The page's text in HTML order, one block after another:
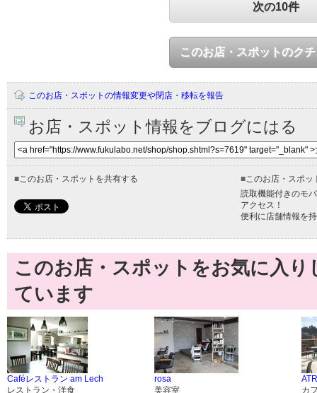
次の10件
このお店・スポットのク
このお店・スポットの情報変更や閉店・移転を報告
お店・スポット情報をブログにはる
■このお店・スポットを共有する ■このお店・スポッ
読取機能付きのモ
アクセス！
便利に店舗情報を
このお店・スポットをお気に入
ています
Caféレストラン am Lech
レストラン・洋食
rosa
美容室
カ